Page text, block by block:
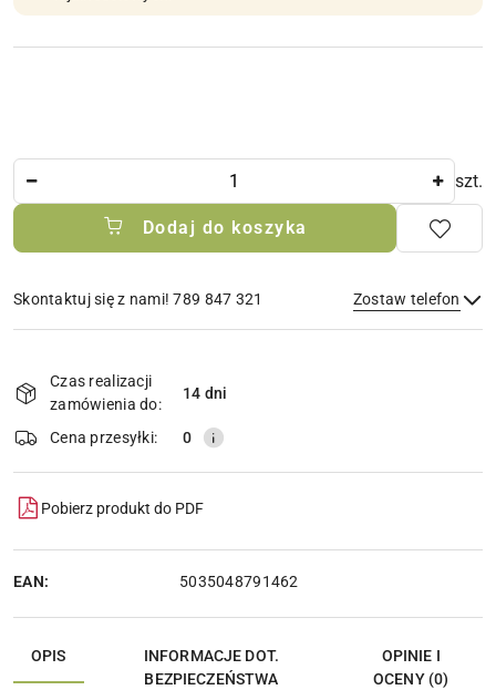
szt.
Dodaj do koszyka
Skontaktuj się z nami! 789 847 321 Zostaw telefon
Wyślij
dostawa
Czas realizacji
zamówienia do:
14 dni
Cena przesyłki: 0
Pobierz produkt do PDF
EAN: 5035048791462
OPIS
INFORMACJE DOT.
BEZPIECZEŃSTWA
OPINIE I
OCENY (0)